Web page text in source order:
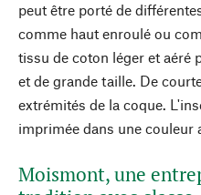
peut être porté de
comme haut enroulé ou
tissu de coton léger et aéré
et de grande taille. De
extrémités de la coque.
imprimée dans une couleur
Moismont, une